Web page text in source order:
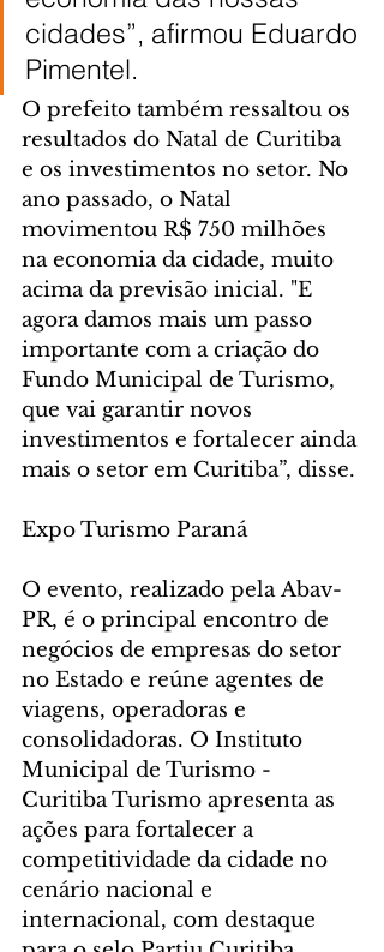
cidades”, afirmou Eduardo
Pimentel.
O prefeito também ressaltou os
resultados do Natal de Curitiba
e os investimentos no setor. No
ano passado, o Natal
movimentou R$ 750 milhões
na economia da cidade, muito
acima da previsão inicial. "E
agora damos mais um passo
importante com a criação do
Fundo Municipal de Turismo,
que vai garantir novos
investimentos e fortalecer ainda
mais o setor em Curitiba”, disse.
Expo Turismo Paraná
O evento, realizado pela Abav-
PR, é o principal encontro de
negócios de empresas do setor
no Estado e reúne agentes de
viagens, operadoras e
consolidadoras. O Instituto
Municipal de Turismo -
Curitiba Turismo apresenta as
ações para fortalecer a
competitividade da cidade no
cenário nacional e
internacional, com destaque